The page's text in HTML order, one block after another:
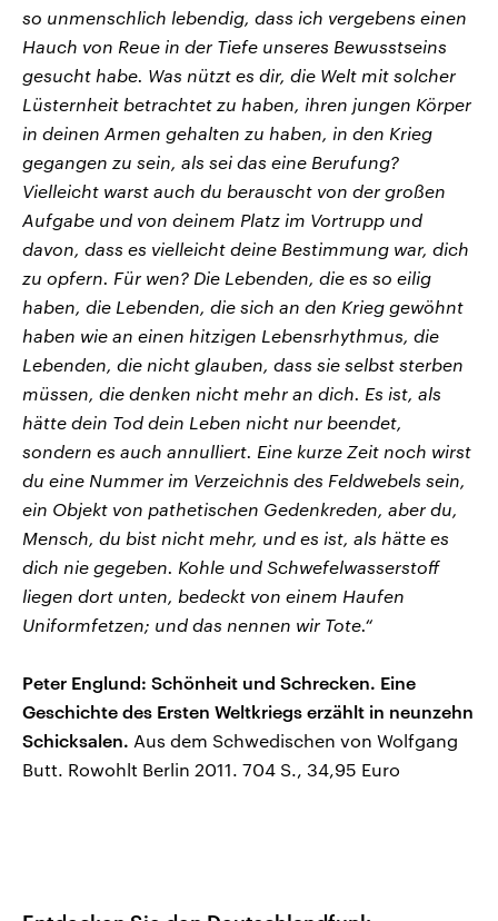
so unmenschlich lebendig, dass ich vergebens einen
Hauch von Reue in der Tiefe unseres Bewusstseins
gesucht habe. Was nützt es dir, die Welt mit solcher
Lüsternheit betrachtet zu haben, ihren jungen Körper
in deinen Armen gehalten zu haben, in den Krieg
gegangen zu sein, als sei das eine Berufung?
Vielleicht warst auch du berauscht von der großen
Aufgabe und von deinem Platz im Vortrupp und
davon, dass es vielleicht deine Bestimmung war, dich
zu opfern. Für wen? Die Lebenden, die es so eilig
haben, die Lebenden, die sich an den Krieg gewöhnt
haben wie an einen hitzigen Lebensrhythmus, die
Lebenden, die nicht glauben, dass sie selbst sterben
müssen, die denken nicht mehr an dich. Es ist, als
hätte dein Tod dein Leben nicht nur beendet,
sondern es auch annulliert. Eine kurze Zeit noch wirst
du eine Nummer im Verzeichnis des Feldwebels sein,
ein Objekt von pathetischen Gedenkreden, aber du,
Mensch, du bist nicht mehr, und es ist, als hätte es
dich nie gegeben. Kohle und Schwefelwasserstoff
liegen dort unten, bedeckt von einem Haufen
Uniformfetzen; und das nennen wir Tote.“
Peter Englund: Schönheit und Schrecken. Eine
Geschichte des Ersten Weltkriegs erzählt in neunzehn
Schicksalen. Aus dem Schwedischen von Wolfgang
Butt. Rowohlt Berlin 2011. 704 S., 34,95 Euro